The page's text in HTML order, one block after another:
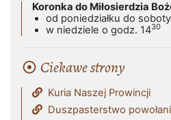
Koronka do Miłosierdzia
od poniedziałku do
w niedziele o godz. 1430
Ciekawe strony
Kuria Naszej Prowincji
Duszpasterstwo